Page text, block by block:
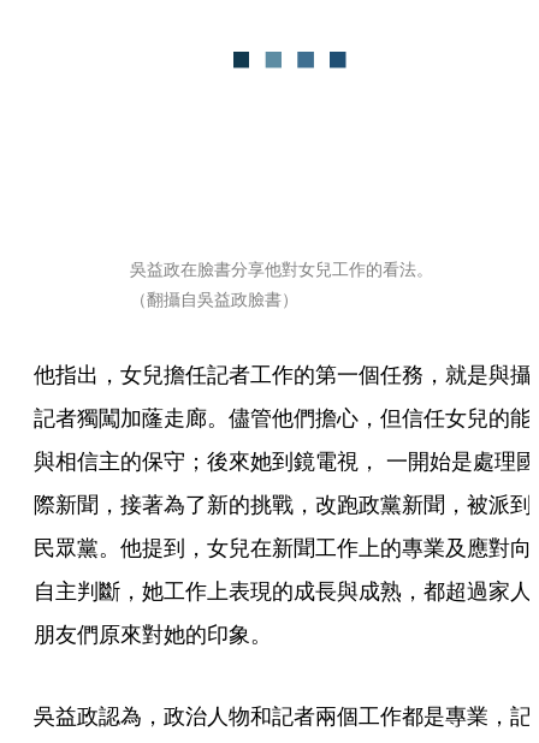
吳益政在臉書分享他對女兒工作的看法。
（翻攝自吳益政臉書）
他指出，女兒擔任記者工作的第一個任務，就是與攝
記者獨闖加蕯走廊。儘管他們擔心，但信任女兒的能
與相信主的保守；後來她到鏡電視， 一開始是處理國
際新聞，接著為了新的挑戰，改跑政黨新聞，被派到
民眾黨。他提到，女兒在新聞工作上的專業及應對向
自主判斷，她工作上表現的成長與成熟，都超過家人
朋友們原來對她的印象。
吳益政認為，政治人物和記者兩個工作都是專業，記